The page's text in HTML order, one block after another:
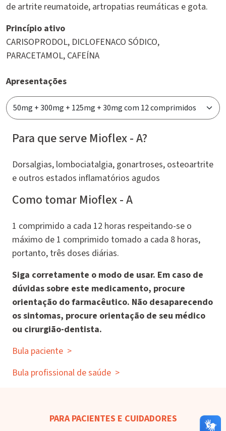
de artrite reumatoide, artropatias reumáticas e gota.
Princípio ativo
CARISOPRODOL, DICLOFENACO SÓDICO,
PARACETAMOL, CAFEÍNA
Apresentações
Para que serve Mioflex - A?
Dorsalgias, lombociatalgia, gonartroses, osteoartrite
e outros estados inflamatórios agudos
Como tomar Mioflex - A
1 comprimido a cada 12 horas respeitando-se o
máximo de 1 comprimido tomado a cada 8 horas,
portanto, três doses diárias.
Siga corretamente o modo de usar. Em caso de
dúvidas sobre este medicamento, procure
orientação do farmacêutico. Não desaparecendo
os sintomas, procure orientação de seu médico
ou cirurgião-dentista.
Bula paciente >
Bula profissional de saúde >
PARA PACIENTES E CUIDADORES